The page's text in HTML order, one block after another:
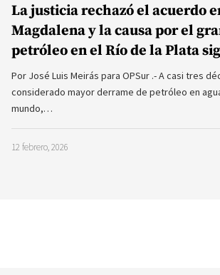
La justicia rechazó el acuerdo
Magdalena y la causa por el
petróleo en el Río de la Plata
Por José Luis Meirás para OPSur .- A casi tres
considerado mayor derrame de petróleo en
mundo,…
12 febrero, 2026